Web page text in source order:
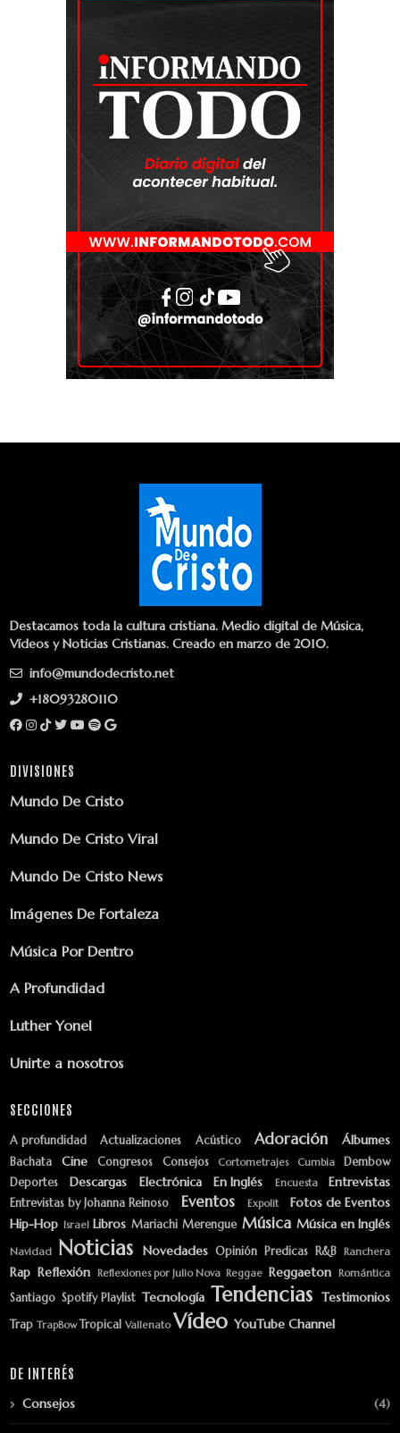
Destacamos toda la cultura cristiana. Medio digital de Música,
Vídeos y Noticias Cristianas. Creado en marzo de 2010.
info@mundodecristo.net
+18093280110
DIVISIONES
Mundo De Cristo
Mundo De Cristo Viral
Mundo De Cristo News
Imágenes De Fortaleza
Música Por Dentro
A Profundidad
Luther Yonel
Unirte a nosotros
SECCIONES
A profundidad Actualizaciones Acústico Adoración Álbumes
Bachata Cine Congresos Consejos Cortometrajes Cumbia
Dembow
Deportes
Descargas Electrónica En Inglés Encuesta Entrevistas
Entrevistas by Johanna Reinoso Eventos Expolit
Fotos de Eventos
Hip-Hop Israel Libros Mariachi Merengue Música Música en Inglés
Navidad Noticias Novedades Opinión Predicas R&B Ranchera
Rap Reflexión Reflexiones por Julio Nova Reggae Reggaeton Romántica
Santiago Spotify Playlist Tecnología Tendencias Testimonios
Trap TrapBow Tropical Vallenato Vídeo YouTube Channel
DE INTERÉS
Consejos (4)